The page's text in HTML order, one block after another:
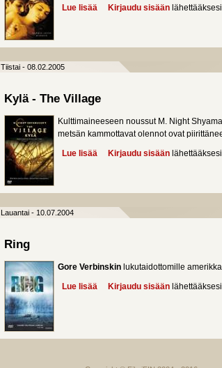
Lue lisää about Pitkät kihlajaiset
Kirjaudu sisään
Tiistai - 08.02.2005
Kylä - The Village
Kulttimaineeseen noussut M. Night
metsän kammottavat olennot ovat
Lue lisää about Kylä - The Village
Kirjaudu sisään
Lauantai - 10.07.2004
Ring
Gore Verbinskin lukutaidottomille
Lue lisää about Ring
Kirjaudu sisään